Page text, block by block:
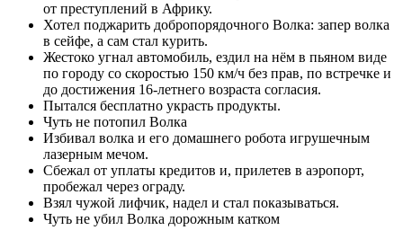
от преступлений в Африку.
Хотел поджарить добропорядочного Волка: запер волка
в сейфе, а сам стал курить.
Жестоко угнал автомобиль, ездил на нём в пьяном виде
по городу со скоростью 150 км/ч без прав, по встречке и
до достижения 16-летнего возраста согласия.
Пытался бесплатно украсть продукты.
Чуть не потопил Волка
Избивал волка и его домашнего робота игрушечным
лазерным мечом.
Сбежал от уплаты кредитов и, прилетев в аэропорт,
пробежал через ограду.
Взял чужой лифчик, надел и стал показываться.
Чуть не убил Волка дорожным катком